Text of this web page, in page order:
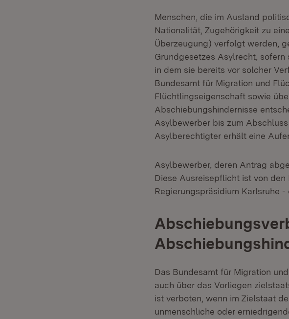
Menschen, die im Ausland
Nationalität, Zugehörigkeit zu
Überzeugung) verfolgt werden,
Grundgesetzes Asylrecht, sofern
in dem sie bereits vor solcher
Bundesamt für Migration und
Flüchtlingseigenschaft sowie
Abschiebungshindernisse
Asylbewerber bis zum
Asylberechtigter erhält eine
Asylbewerber, deren Antrag
Diese Ausreisepflicht ist von
Regierungspräsidium Karlsruhe -
Das Bundesamt für Migration
auch über das Vorliegen
ist verboten, wenn im Zielstaat
unmenschliche oder